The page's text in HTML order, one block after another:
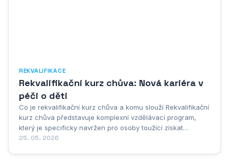
REKVALIFIKACE
Rekvalifikační kurz chůva: Nová kariéra v
péči o děti
Co je rekvalifikační kurz chůva a komu slouží Rekvalifikační
kurz chůva představuje komplexní vzdělávací program,
který je specificky navržen pro osoby toužící získat
odborné znalosti a praktické dovednosti v oblasti
25. 05. 2026